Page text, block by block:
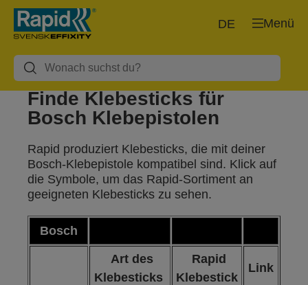
Menü
DE
Finde Klebesticks für
Bosch Klebepistolen
Rapid produziert Klebesticks, die mit deiner
Bosch-Klebepistole kompatibel sind. Klick auf
die Symbole, um das Rapid-Sortiment an
geeigneten Klebesticks zu sehen.
Bosch
Art des
Klebesticks
Rapid
Klebestick
Link